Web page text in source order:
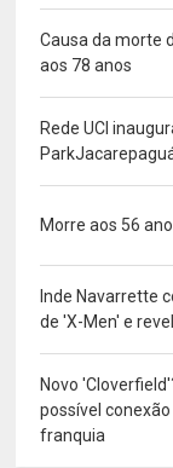
Causa da morte
aos 78 anos
Rede UCI
Morre aos 56
Inde Navarrette
de 'X-Men' e
Novo
possível
franquia